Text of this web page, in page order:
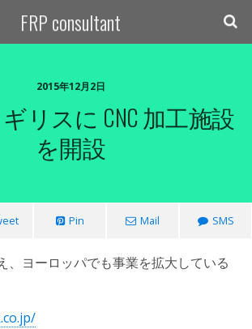
FRP consultant
2015年12月2日
ギリスに CNC 加工施設
を開設
Pin Mail SMS
、ヨーロッパでも事業を拡大している